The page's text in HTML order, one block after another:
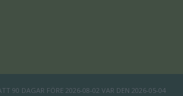
90 DAGAR FÖRE 2026-08-02 VAR DEN 2026-05-04